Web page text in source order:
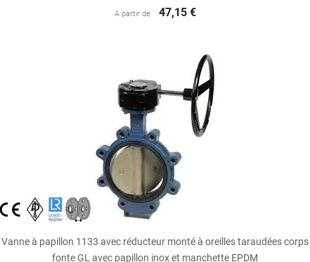
A partir de 47,15 €
Aperçu rapide
Vanne à papillon 1133 avec réducteur monté à oreilles taraudées corps
fonte GL avec papillon inox et manchette EPDM